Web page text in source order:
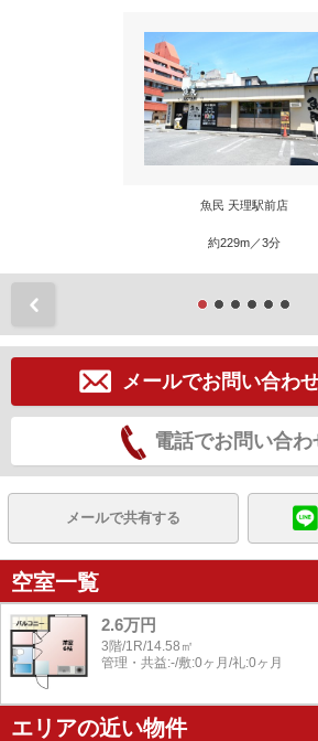
魚民 天理駅前店
約229m／3分
メールでお問い合わ
電話でお問い合わ
メールで共有する
空室一覧
2.6万円
3階/1R/14.58㎡
管理・共益:-/敷:0ヶ月/礼:0ヶ月
エリアの近い物件